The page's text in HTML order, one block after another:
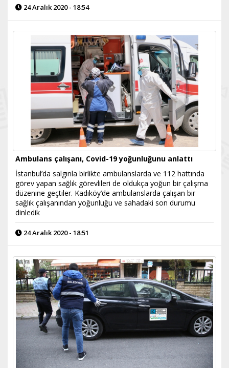
24 Aralık 2020 - 18:54
Ambulans çalışanı, Covid-19 yoğunluğunu anlattı
İstanbul’da salgınla birlikte ambulanslarda ve 112 hattında
görev yapan sağlık görevlileri de oldukça yoğun bir çalışma
düzenine geçtiler. Kadıköy’de ambulanslarda çalışan bir
sağlık çalışanından yoğunluğu ve sahadaki son durumu
dinledik
24 Aralık 2020 - 18:51